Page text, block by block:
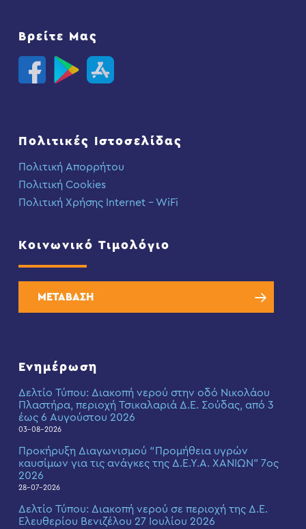
Βρείτε Μας
Πολιτικές Ιστοσελίδας
Πολιτική Απορρήτου
Πολιτική Cookies
Πολιτική Χρήσης Internet – WiFi
Κοινωνικό Τιμολόγιο
ΜΕΤΑΒΑΣΗ
Ενημέρωση
Δελτίο Τύπου: Διακοπή νερού στην οδό Νικολάου
Πλαστήρα, περιοχή Τσικαλαριά Δ.Ε. Σούδας, από 3
έως 6 Αυγούστου 2026
03-08-2026
Προκήρυξη Διαγωνισμού “Προμήθεια υγρών
καυσίμων για τις ανάγκες της Δ.Ε.Υ.Α. ΧΑΝΙΩΝ” 7ος
2026
28-07-2026
Δελτίο Τύπου: Διακοπή νερού σε περιοχή της Δ.Ε.
Ελευθερίου Βενιζέλου 27 Ιουλίου 2026